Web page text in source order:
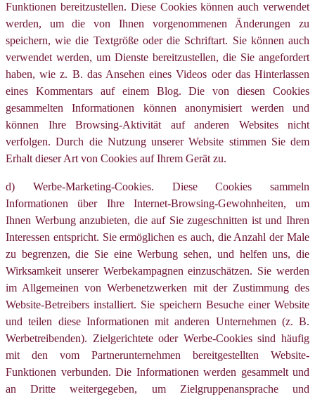
Funktionen bereitzustellen. Diese Cookies können auch verwendet
werden, um die von Ihnen vorgenommenen Änderungen zu
speichern, wie die Textgröße oder die Schriftart. Sie können auch
verwendet werden, um Dienste bereitzustellen, die Sie angefordert
haben, wie z. B. das Ansehen eines Videos oder das Hinterlassen
eines Kommentars auf einem Blog. Die von diesen Cookies
gesammelten Informationen können anonymisiert werden und
können Ihre Browsing-Aktivität auf anderen Websites nicht
verfolgen. Durch die Nutzung unserer Website stimmen Sie dem
Erhalt dieser Art von Cookies auf Ihrem Gerät zu.
d) Werbe-Marketing-Cookies. Diese Cookies sammeln
Informationen über Ihre Internet-Browsing-Gewohnheiten, um
Ihnen Werbung anzubieten, die auf Sie zugeschnitten ist und Ihren
Interessen entspricht. Sie ermöglichen es auch, die Anzahl der Male
zu begrenzen, die Sie eine Werbung sehen, und helfen uns, die
Wirksamkeit unserer Werbekampagnen einzuschätzen. Sie werden
im Allgemeinen von Werbenetzwerken mit der Zustimmung des
Website-Betreibers installiert. Sie speichern Besuche einer Website
und teilen diese Informationen mit anderen Unternehmen (z. B.
Werbetreibenden). Zielgerichtete oder Werbe-Cookies sind häufig
mit den vom Partnerunternehmen bereitgestellten Website-
Funktionen verbunden. Die Informationen werden gesammelt und
an Dritte weitergegeben, um Zielgruppenansprache und